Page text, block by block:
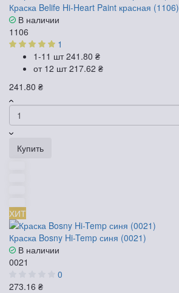
Краска Belife Hi-Heart Paint красная (1106)
В наличии
1106
1
1-11 шт241.80 ₴
от 12 шт217.62 ₴
241.80 ₴
Купить
ХИТ
Краска Bosny Hi-Temp синя (0021)
В наличии
0021
0
273.16 ₴